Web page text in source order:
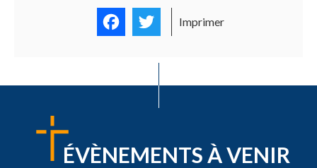
FacebookTwitter
Imprimer
ÉVÈNEMENTS À VENIR